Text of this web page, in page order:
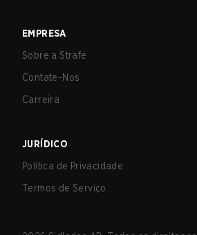
EMPRESA
Sobre a Strafe
Contate-Nos
Carreira
JURÍDICO
Política de Privacidade
Termos de Serviço